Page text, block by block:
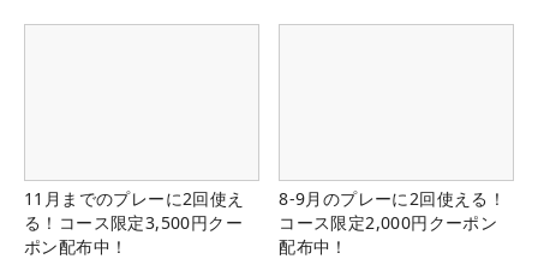
11月までのプレーに2回使え
る！コース限定3,500円クー
ポン配布中！
8-9月のプレーに2回使える！
コース限定2,000円クーポン
配布中！